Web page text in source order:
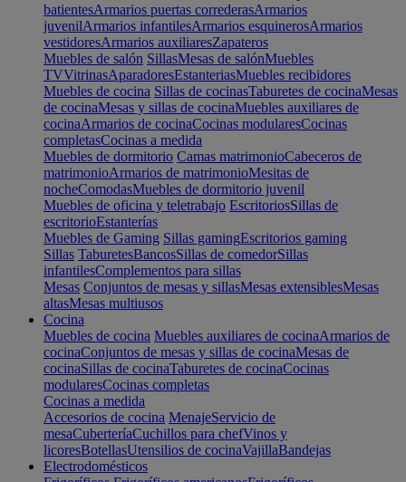
batientesArmarios puertas correderasArmarios
juvenilArmarios infantilesArmarios esquinerosArmarios
vestidoresArmarios auxiliaresZapateros
Muebles de salón SillasMesas de salónMuebles
TVVitrinasAparadoresEstanteriasMuebles recibidores
Muebles de cocina Sillas de cocinasTaburetes de cocinaMesas
de cocinaMesas y sillas de cocinaMuebles auxiliares de
cocinaArmarios de cocinaCocinas modularesCocinas
completasCocinas a medida
Muebles de dormitorio Camas matrimonioCabeceros de
matrimonioArmarios de matrimonioMesitas de
nocheComodasMuebles de dormitorio juvenil
Muebles de oficina y teletrabajo EscritoriosSillas de
escritorioEstanterías
Muebles de Gaming Sillas gamingEscritorios gaming
Sillas TaburetesBancosSillas de comedorSillas
infantilesComplementos para sillas
Mesas Conjuntos de mesas y sillasMesas extensiblesMesas
altasMesas multiusos
Cocina
Muebles de cocina Muebles auxiliares de cocinaArmarios de
cocinaConjuntos de mesas y sillas de cocinaMesas de
cocinaSillas de cocinaTaburetes de cocinaCocinas
modularesCocinas completas
Cocinas a medida
Accesorios de cocina MenajeServicio de
mesaCuberteríaCuchillos para chefVinos y
licoresBotellasUtensilios de cocinaVajillaBandejas
Electrodomésticos